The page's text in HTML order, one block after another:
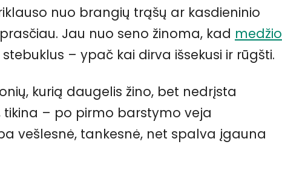
nuo brangių trąšų ar kasdieninio
Jau nuo seno žinoma, kad medžio
– ypač kai dirva išsekusi ir rūgšti.
kurią daugelis žino, bet nedrįsta
tikina – po pirmo barstymo veja
vešlesnė, tankesnė, net spalva įgauna